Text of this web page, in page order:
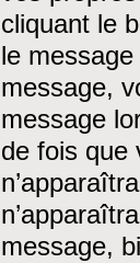
cliquant le
le
message,
message
de fois que
message,